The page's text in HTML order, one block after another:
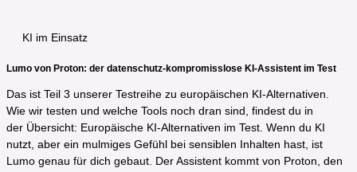
KI im Einsatz
Lumo von Proton: der datenschutz-kompromisslose KI-Assistent im Test
Das ist Teil 3 unserer Testreihe zu europäischen KI-Alternativen.
Wie wir testen und welche Tools noch dran sind, findest du in
der Übersicht: Europäische KI-Alternativen im Test. Wenn du KI
nutzt, aber ein mulmiges Gefühl bei sensiblen Inhalten hast, ist
Lumo genau für dich gebaut. Der Assistent kommt von Proton, den